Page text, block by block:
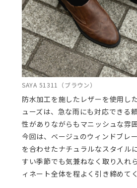
SAYA 51311（ブラウン）
防水加工を施したレザーを使用し
ューズは、急な雨にも対応できる
性がありながらもマニッシュな雰
今回は、ベージュのウィンドブレ
を合わせたナチュラルなスタイル
すい季節でも気兼ねなく取り入れ
ィネート全体を程よく引き締めて